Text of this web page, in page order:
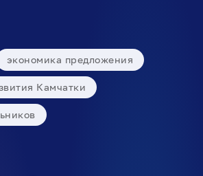
экономика предложения
Камчатки